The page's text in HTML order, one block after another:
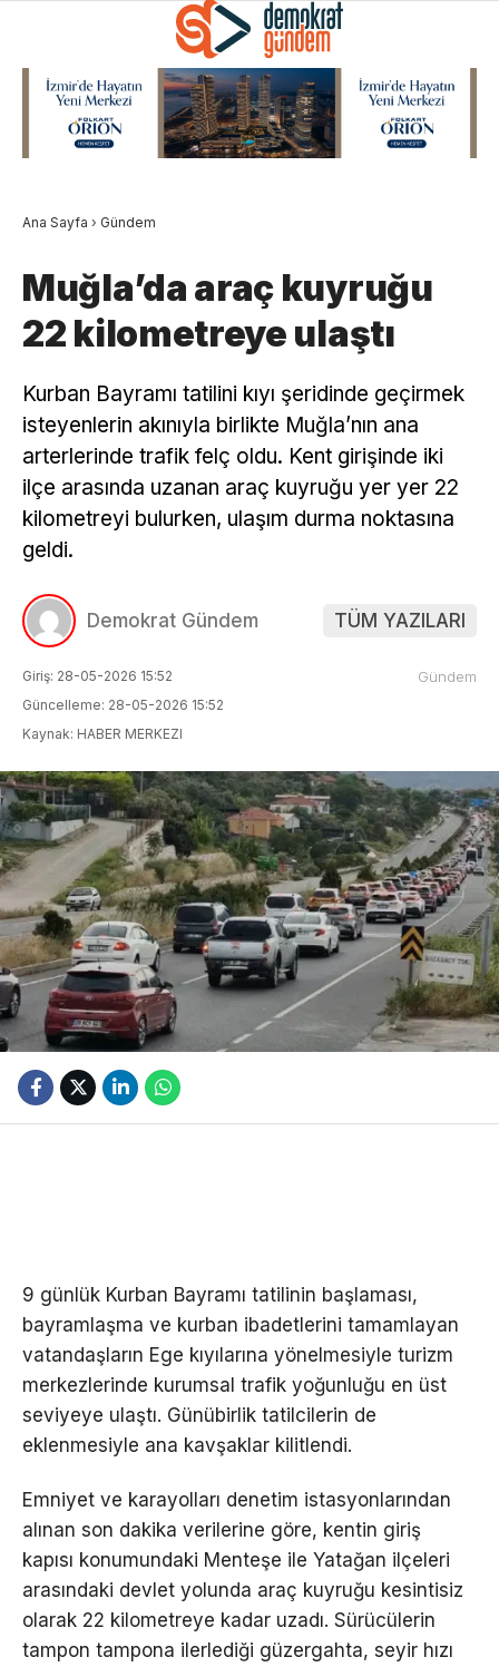
Ana Sayfa › Gündem
Muğla’da araç kuyruğu
22 kilometreye ulaştı
Kurban Bayramı tatilini kıyı şeridinde geçirmek
isteyenlerin akınıyla birlikte Muğla’nın ana
arterlerinde trafik felç oldu. Kent girişinde iki
ilçe arasında uzanan araç kuyruğu yer yer 22
kilometreyi bulurken, ulaşım durma noktasına
geldi.
Demokrat Gündem TÜM YAZILARI
Giriş: 28-05-2026 15:52
Güncelleme: 28-05-2026 15:52
Kaynak: HABER MERKEZI
Gündem
9 günlük Kurban Bayramı tatilinin başlaması,
bayramlaşma ve kurban ibadetlerini tamamlayan
vatandaşların Ege kıyılarına yönelmesiyle turizm
merkezlerinde kurumsal trafik yoğunluğu en üst
seviyeye ulaştı. Günübirlik tatilcilerin de
eklenmesiyle ana kavşaklar kilitlendi.
Emniyet ve karayolları denetim istasyonlarından
alınan son dakika verilerine göre, kentin giriş
kapısı konumundaki Menteşe ile Yatağan ilçeleri
arasındaki devlet yolunda araç kuyruğu kesintisiz
olarak 22 kilometreye kadar uzadı. Sürücülerin
tampon tampona ilerlediği güzergahta, seyir hızı